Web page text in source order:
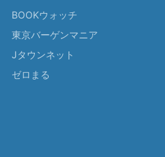
BOOKウォッチ
東京バーゲンマニア
Jタウンネット
ゼロまる